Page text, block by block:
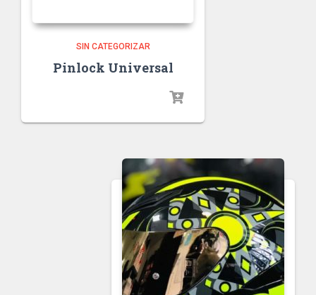
SIN CATEGORIZAR
Pinlock Universal